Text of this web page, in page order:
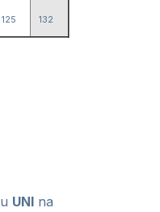
125 132
UNI na